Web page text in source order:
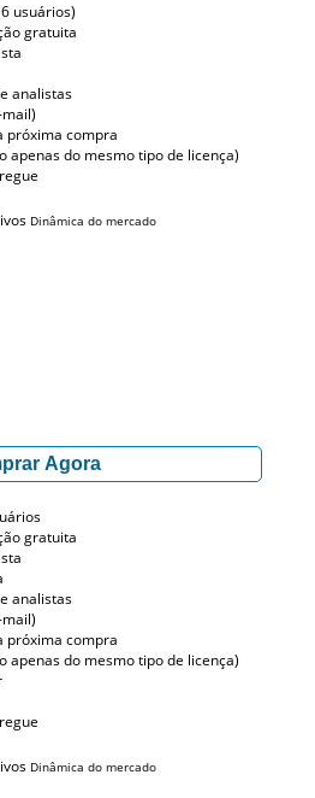
usuários)
gratuita
analistas
próxima compra
apenas do mesmo tipo de licença)
Dinâmica do mercado
Agora
gratuita
analistas
próxima compra
apenas do mesmo tipo de licença)
Dinâmica do mercado